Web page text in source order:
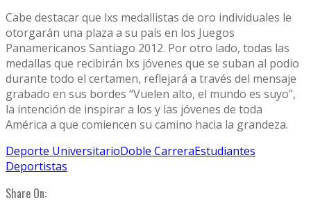
Cabe destacar que lxs medallistas de oro individuales le
otorgarán una plaza a su país en los Juegos
Panamericanos Santiago 2012. Por otro lado, todas las
medallas que recibirán lxs jóvenes que se suban al podio
durante todo el certamen, reflejará a través del mensaje
grabado en sus bordes “Vuelen alto, el mundo es suyo”,
la intención de inspirar a los y las jóvenes de toda
América a que comiencen su camino hacia la grandeza.
Deporte UniversitarioDoble CarreraEstudiantes
Deportistas
Share On: